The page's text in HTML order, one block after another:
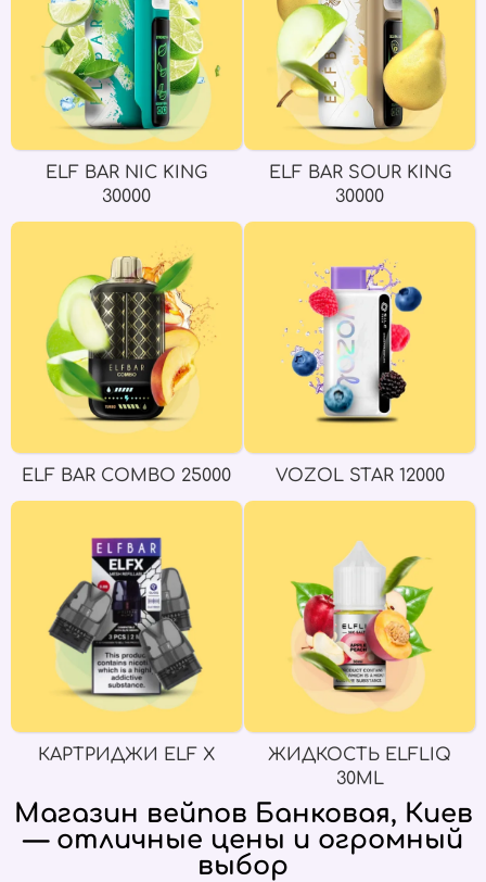
ELF BAR NIC KING
30000
ELF BAR SOUR KING
30000
ELF BAR COMBO 25000 VOZOL STAR 12000
КАРТРИДЖИ ELF X
ЖИДКОСТЬ ELFLIQ
30ML
Магазин вейпов Банковая, Киев
— отличные цены и огромный
выбор